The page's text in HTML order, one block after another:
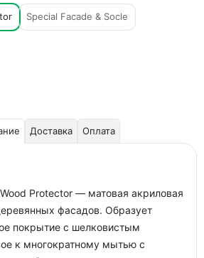
Special Facade & Socle
Доставка Оплата
Protector — матовая акриловая
фасадов. Образует
покрытие с шелковистым
к многократному мытью с